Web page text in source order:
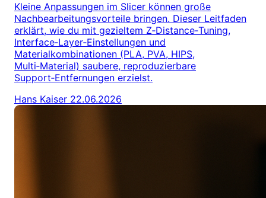
Kleine Anpassungen im Slicer können große
Nachbearbeitungsvorteile bringen. Dieser Leitfaden
erklärt, wie du mit gezieltem Z‑Distance‑Tuning,
Interface‑Layer‑Einstellungen und
Materialkombinationen (PLA, PVA, HIPS,
Multi‑Material) saubere, reproduzierbare
Support‑Entfernungen erzielst.
Hans Kaiser 22.06.2026